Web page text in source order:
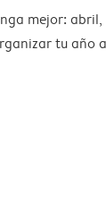
mejor:
tu año